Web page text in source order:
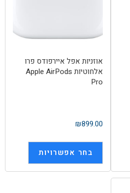
אוזניות אפל איירפודס פרו
‏אלחוטיות Apple AirPods
Pro
₪899.00
בחר אפשרויות